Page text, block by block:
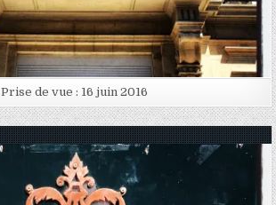
Prise de vue : 16 juin 2016
Posted in